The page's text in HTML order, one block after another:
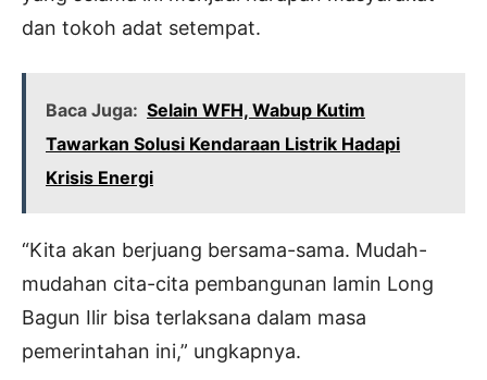
dan tokoh adat setempat.
Baca Juga: Selain WFH, Wabup Kutim
Tawarkan Solusi Kendaraan Listrik Hadapi
Krisis Energi
“Kita akan berjuang bersama-sama. Mudah-
mudahan cita-cita pembangunan lamin Long
Bagun Ilir bisa terlaksana dalam masa
pemerintahan ini,” ungkapnya.